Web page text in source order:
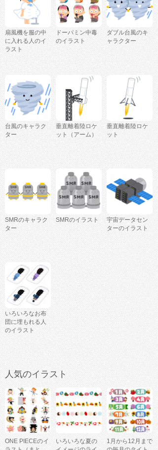
扇風機を服の中
に入れる人のイ
ラスト
ドーパミン中毒
のイラスト
ダブル台風のキ
ャラクター
台風のキャラク
ター
垂直離着陸ロケ
ット（アーム）
垂直離着陸ロケ
ット
SMRのキャラク
ター
SMRのイラスト
宇宙データセン
ターのイラスト
いろいろなお布
団に埋もれる人
のイラスト
人気のイラスト
ONE PIECEのイ
いろいろな夏の
1月から12月まで